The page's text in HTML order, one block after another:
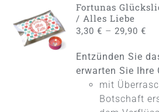
AUSFÜHRUNG
WÄHLEN
DIESES
PRODUKT
MEHRERE
/
DETAILS
Fortunas
/ Alles Liebe
3,30€ –29,90€
Entzünden Sie
erwarten Sie
mit
Botschaft